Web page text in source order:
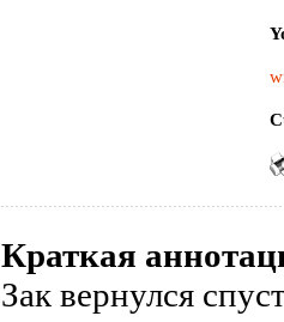
Краткая
Зак вернулся